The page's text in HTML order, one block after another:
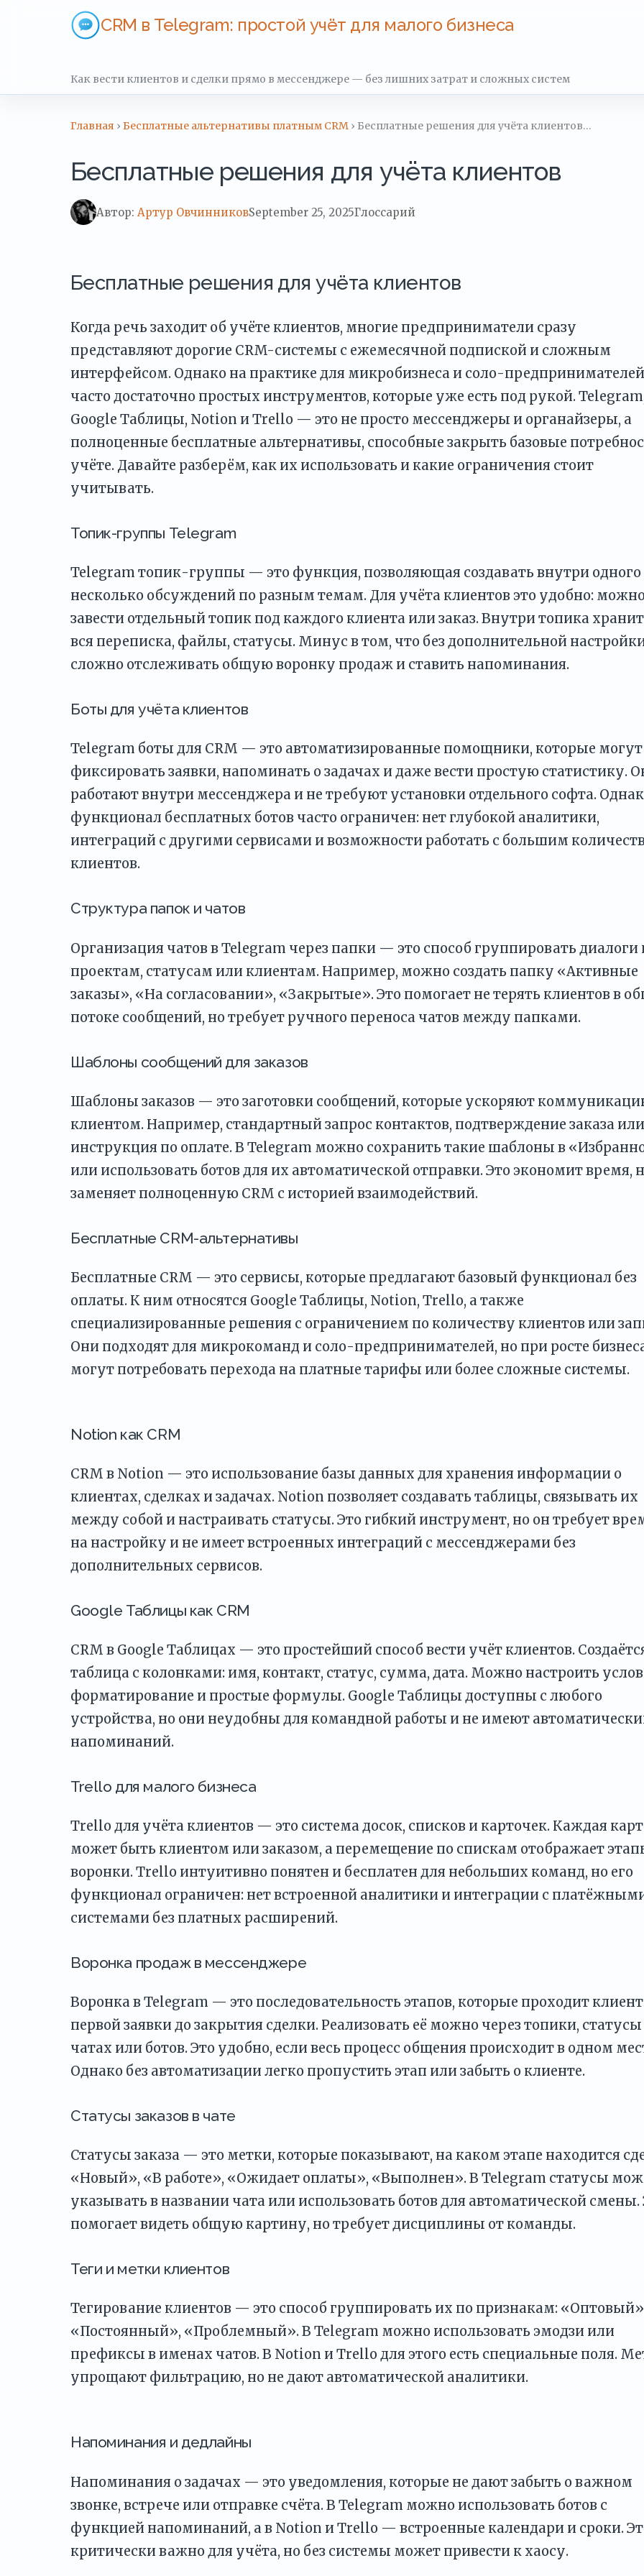
CRM в Telegram: простой учёт для малого бизнеса
Как вести клиентов и сделки прямо в мессенджере — без лишних затрат и сложных систем
Главная › Бесплатные альтернативы платным CRM › Бесплатные решения для учёта клиентов…
Бесплатные решения для учёта клиентов
Автор: Артур ОвчинниковSeptember 25, 2025Глоссарий
Бесплатные решения для учёта клиентов
Когда речь заходит об учёте клиентов, многие предприниматели сразу
представляют дорогие CRM-системы с ежемесячной подпиской и сложным
интерфейсом. Однако на практике для микробизнеса и соло-предпринимателей
часто достаточно простых инструментов, которые уже есть под рукой.
Google Таблицы, Notion и Trello — это не просто мессенджеры и органайзеры, а
полноценные бесплатные альтернативы, способные закрыть базовые
учёте. Давайте разберём, как их использовать и какие ограничения стоит
учитывать.
Топик-группы Telegram
Telegram топик-группы — это функция, позволяющая создавать внутри одного
несколько обсуждений по разным темам. Для учёта клиентов это удобно:
завести отдельный топик под каждого клиента или заказ. Внутри топика
вся переписка, файлы, статусы. Минус в том, что без дополнительной
сложно отслеживать общую воронку продаж и ставить напоминания.
Боты для учёта клиентов
Telegram боты для CRM — это автоматизированные помощники, которые могут
фиксировать заявки, напоминать о задачах и даже вести простую статистику.
работают внутри мессенджера и не требуют установки отдельного софта.
функционал бесплатных ботов часто ограничен: нет глубокой аналитики,
интеграций с другими сервисами и возможности работать с большим
клиентов.
Структура папок и чатов
Организация чатов в Telegram через папки — это способ группировать диалоги
проектам, статусам или клиентам. Например, можно создать папку «Активные
заказы», «На согласовании», «Закрытые». Это помогает не терять клиентов в
потоке сообщений, но требует ручного переноса чатов между папками.
Шаблоны сообщений для заказов
Шаблоны заказов — это заготовки сообщений, которые ускоряют
клиентом. Например, стандартный запрос контактов, подтверждение заказа или
инструкция по оплате. В Telegram можно сохранить такие шаблоны в
или использовать ботов для их автоматической отправки. Это экономит время,
заменяет полноценную CRM с историей взаимодействий.
Бесплатные CRM-альтернативы
Бесплатные CRM — это сервисы, которые предлагают базовый функционал без
оплаты. К ним относятся Google Таблицы, Notion, Trello, а также
специализированные решения с ограничением по количеству клиентов или
Они подходят для микрокоманд и соло-предпринимателей, но при росте
могут потребовать перехода на платные тарифы или более сложные системы.
Notion как CRM
CRM в Notion — это использование базы данных для хранения информации о
клиентах, сделках и задачах. Notion позволяет создавать таблицы, связывать их
между собой и настраивать статусы. Это гибкий инструмент, но он требует
на настройку и не имеет встроенных интеграций с мессенджерами без
дополнительных сервисов.
Google Таблицы как CRM
CRM в Google Таблицах — это простейший способ вести учёт клиентов.
таблица с колонками: имя, контакт, статус, сумма, дата. Можно настроить
форматирование и простые формулы. Google Таблицы доступны с любого
устройства, но они неудобны для командной работы и не имеют
напоминаний.
Trello для малого бизнеса
Trello для учёта клиентов — это система досок, списков и карточек. Каждая
может быть клиентом или заказом, а перемещение по спискам отображает
воронки. Trello интуитивно понятен и бесплатен для небольших команд, но его
функционал ограничен: нет встроенной аналитики и интеграции с
системами без платных расширений.
Воронка продаж в мессенджере
Воронка в Telegram — это последовательность этапов, которые проходит
первой заявки до закрытия сделки. Реализовать её можно через топики, статусы
чатах или ботов. Это удобно, если весь процесс общения происходит в одном
Однако без автоматизации легко пропустить этап или забыть о клиенте.
Статусы заказов в чате
Статусы заказа — это метки, которые показывают, на каком этапе находится
«Новый», «В работе», «Ожидает оплаты», «Выполнен». В Telegram статусы
указывать в названии чата или использовать ботов для автоматической смены.
помогает видеть общую картину, но требует дисциплины от команды.
Теги и метки клиентов
Тегирование клиентов — это способ группировать их по признакам:
«Постоянный», «Проблемный». В Telegram можно использовать эмодзи или
префиксы в именах чатов. В Notion и Trello для этого есть специальные поля.
упрощают фильтрацию, но не дают автоматической аналитики.
Напоминания и дедлайны
Напоминания о задачах — это уведомления, которые не дают забыть о важном
звонке, встрече или отправке счёта. В Telegram можно использовать ботов с
функцией напоминаний, а в Notion и Trello — встроенные календари и сроки.
критически важно для учёта, но без системы может привести к хаосу.